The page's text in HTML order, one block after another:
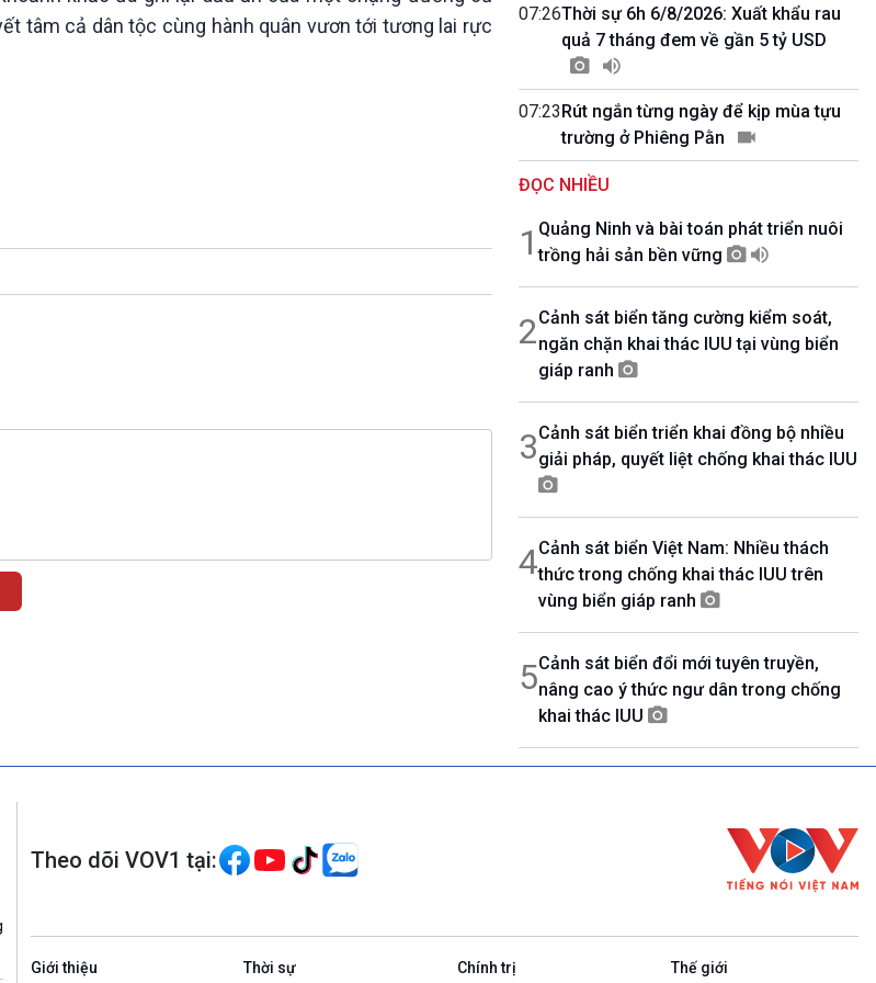
nổi tiếng
Thể thao
Video
Infographic
10 phút Sự kiện - Luận bàn
Câu chuyện thời sự
Đối thoại
Diễn đàn chủ nhật
Chuyện đêm
tâm cả dân tộc cùng hành quân vươn tới tương lai rực
07:26Thời sự 6h 6/8/2026: Xuất khẩu rau
quả 7 tháng đem về gần 5 tỷ USD
07:23Rút ngắn từng ngày để kịp mùa tựu
trường ở Phiêng Pằn
ĐỌC NHIỀU
1Quảng Ninh và bài toán phát triển nuôi
trồng hải sản bền vững
2Cảnh sát biển tăng cường kiểm soát,
ngăn chặn khai thác IUU tại vùng biển
giáp ranh
3Cảnh sát biển triển khai đồng bộ nhiều
giải pháp, quyết liệt chống khai thác IUU
4Cảnh sát biển Việt Nam: Nhiều thách
thức trong chống khai thác IUU trên
vùng biển giáp ranh
5Cảnh sát biển đổi mới tuyên truyền,
nâng cao ý thức ngư dân trong chống
khai thác IUU
Theo dõi VOV1 tại:
Giới thiệu Thời sự Chính trị Thế giới